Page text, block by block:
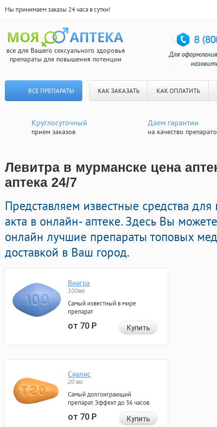
Мы принимаем заказы 24 часа в сутки!
все для Вашего сексуального здоровья
препараты для повышения потенции
ВСЕ ПРЕПАРАТЫ КАК ЗАКАЗАТЬ КАК ОПЛАТИТЬ
Круглосуточный
прием заказов
Даем гарантии
на качество
Левитра в мурманске цена
аптека 24/7
Представляем известные средства
акта в онлайн- аптеке. Здесь Вы
онлайн лучшие препараты топовых
доставкой в Ваш город.
Виагра
100мг
Самый известный в мире
препарат
от 70Р Купить
Сиалис
20 мг
Самый долгоиграющий
препарат. Эффект до 36 часов.
от 70Р Купить